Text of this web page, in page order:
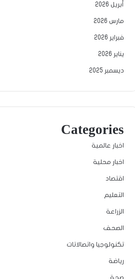
أبريل 2026
مارس 2026
فبراير 2026
يناير 2026
ديسمبر 2025
Categories
اخبار عالمية
اخبار محلية
اقتصاد
التعليم
الزراعة
الصحف
تكنولوجيا واتصالاتات
رياضة
صحة